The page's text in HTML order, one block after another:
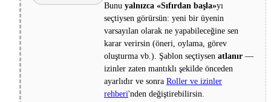
Bunu yalnızca «Sıfırdan başla»yı
seçtiysen görürsün: yeni bir üyenin
varsayılan olarak ne yapabileceğine sen
karar verirsin (öneri, oylama, görev
oluşturma vb.). Şablon seçtiysen atlanır—
izinler zaten mantıklı şekilde önceden
ayarlıdır ve sonra Roller ve izinler
rehberi'nden değiştirebilirsin.